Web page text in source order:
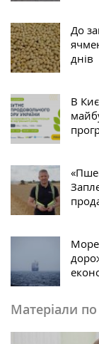
До
днів
В
Море
Матеріали по